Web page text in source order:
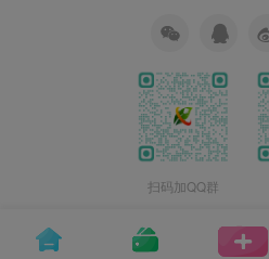
扫码加QQ群